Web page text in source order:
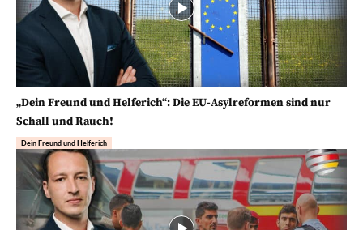
„Dein Freund und Helferich“: Die EU-Asylreformen sind nur
Schall und Rauch!
Dein Freund und Helferich